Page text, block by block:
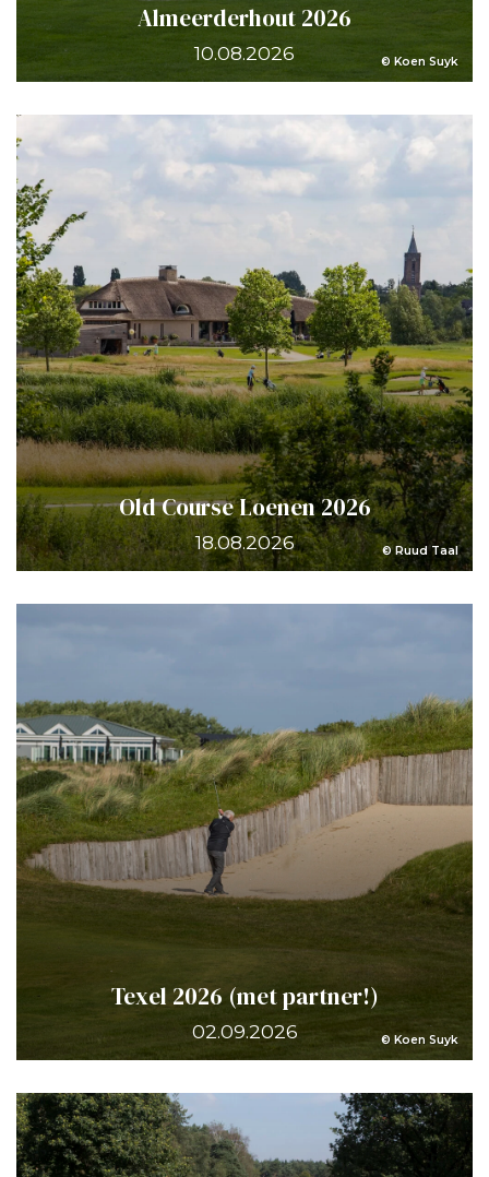
© Koen Suyk
Almeerderhout 2026
10.08.2026
© Ruud Taal
Old Course Loenen 2026
18.08.2026
© Koen Suyk
Texel 2026 (met partner!)
02.09.2026